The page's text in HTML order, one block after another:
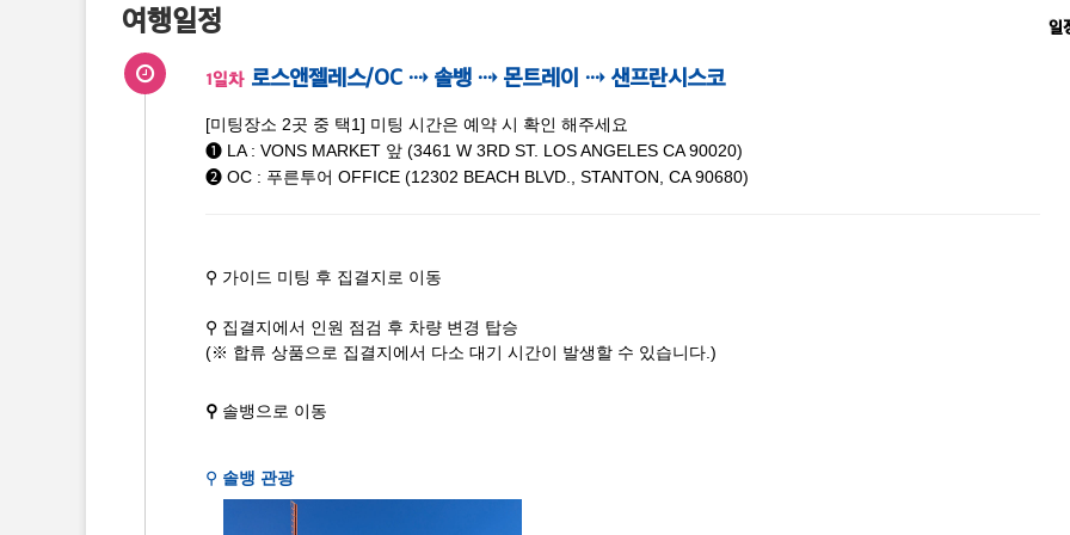
여행일정 일
1일차 로스앤젤레스/OC ⇢ 솔뱅 ⇢ 몬트레이 ⇢ 샌프란시스코
[미팅장소 2곳 중 택1] 미팅 시간은 예약 시 확인 해주세요
➊ LA : VONS MARKET 앞 (3461 W 3RD ST. LOS ANGELES CA 90020)
➋ OC : 푸른투어 OFFICE (12302 BEACH BLVD., STANTON, CA 90680)
⚲ 가이드 미팅 후 집결지로 이동
⚲ 집결지에서 인원 점검 후 차량 변경 탑승
(※ 합류 상품으로 집결지에서 다소 대기 시간이 발생할 수 있습니다.)
⚲ 솔뱅으로 이동
⚲ 솔뱅 관광